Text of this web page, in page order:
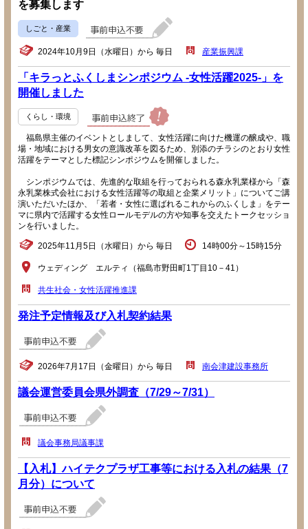
を募集します
しごと・産業
2024年10月9日（水曜日）から 毎日 産業振興課
「キラっとふくしまシンポジウム -女性活躍2025-」を
開催しました
くらし・環境
福島県主催のイベントとしまして、女性活躍に向けた機運の醸成や、職
場・地域における男女の意識改革を図るため、別添のチラシのとおり女性
活躍をテーマとした標記シンポジウムを開催しました。
シンポジウムでは、先進的な取組を行っておられる森永乳業様から「森
永乳業株式会社における女性活躍等の取組と企業メリット」についてご講
演いただいたほか、「若者・女性に選ばれるこれからのふくしま」をテー
マに県内で活躍する女性ロールモデルの方や知事を交えたトークセッショ
ンを行いました。
2025年11月5日（水曜日）から 毎日 14時00分～15時15分
ウェディング エルティ（福島市野田町1丁目10－41）
共生社会・女性活躍推進課
発注予定情報及び入札契約結果
2026年7月17日（金曜日）から 毎日 南会津建設事務所
議会運営委員会県外調査（7/29～7/31）
議会事務局議事課
【入札】ハイテクプラザ工事等における入札の結果（7
月分）について